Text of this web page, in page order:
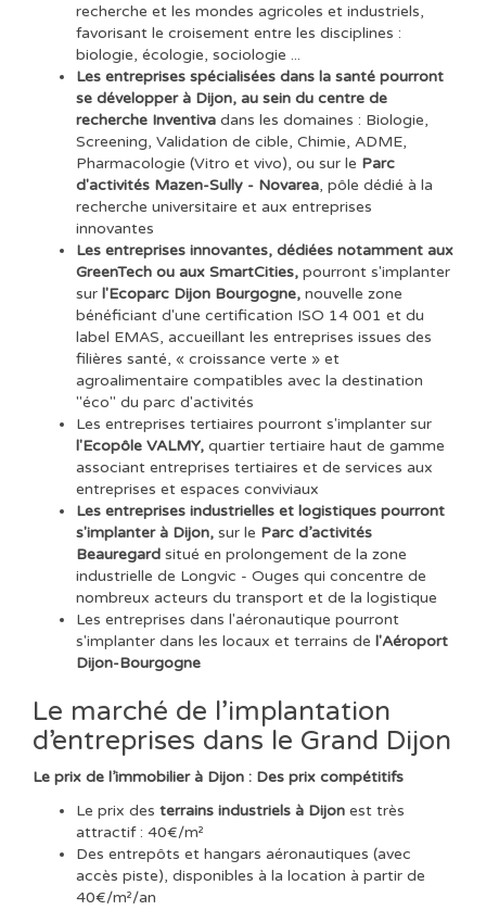
recherche et les mondes agricoles et industriels,
favorisant le croisement entre les disciplines :
biologie, écologie, sociologie ...
Les entreprises spécialisées dans la santé pourront
se développer à Dijon, au sein du centre de
recherche Inventiva dans les domaines : Biologie,
Screening, Validation de cible, Chimie, ADME,
Pharmacologie (Vitro et vivo), ou sur le Parc
d'activités Mazen-Sully - Novarea, pôle dédié à la
recherche universitaire et aux entreprises
innovantes
Les entreprises innovantes, dédiées notamment aux
GreenTech ou aux SmartCities, pourront s'implanter
sur l'Ecoparc Dijon Bourgogne, nouvelle zone
bénéficiant d'une certification ISO 14 001 et du
label EMAS, accueillant les entreprises issues des
filières santé, « croissance verte » et
agroalimentaire compatibles avec la destination
"éco" du parc d'activités
Les entreprises tertiaires pourront s'implanter sur
l'Ecopôle VALMY, quartier tertiaire haut de gamme
associant entreprises tertiaires et de services aux
entreprises et espaces conviviaux
Les entreprises industrielles et logistiques pourront
s'implanter à Dijon, sur le Parc d’activités
Beauregard situé en prolongement de la zone
industrielle de Longvic - Ouges qui concentre de
nombreux acteurs du transport et de la logistique
Les entreprises dans l'aéronautique pourront
s'implanter dans les locaux et terrains de l'Aéroport
Dijon-Bourgogne
Le marché de l’implantation
d’entreprises dans le Grand Dijon
Le prix de l’immobilier à Dijon : Des prix compétitifs
Le prix des terrains industriels à Dijon est très
attractif : 40€/m²
Des entrepôts et hangars aéronautiques (avec
accès piste), disponibles à la location à partir de
40€/m²/an